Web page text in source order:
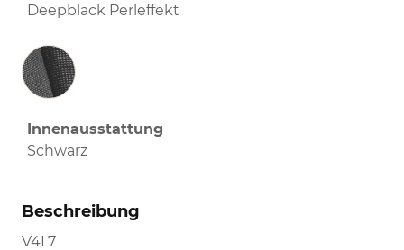
Deepblack Perleffekt
Innenausstattung
Innenausstattung
Schwarz
Beschreibung
V4L7